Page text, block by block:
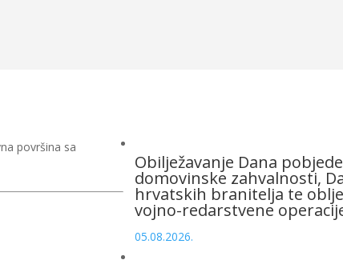
površina sa
Obilježavanje Dana
domovinske zahvalnosti,
hrvatskih branitelja te
vojno-redarstvene
05.08.2026.